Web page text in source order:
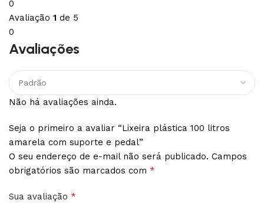
0
Avaliação 1 de 5
0
Avaliações
Não há avaliações ainda.
Seja o primeiro a avaliar “Lixeira plástica 100 litros
amarela com suporte e pedal”
O seu endereço de e-mail não será publicado. Campos
obrigatórios são marcados com *
Sua avaliação *